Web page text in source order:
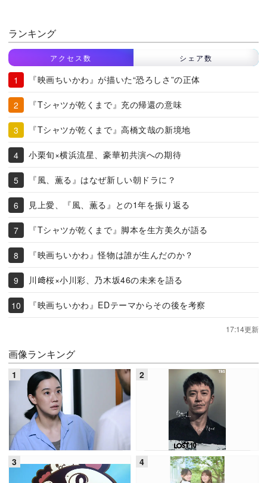
ランキング
アクセス数 シェア数
『映画ちいかわ』が描いた“恐ろしさ”の正体
『Tシャツが乾くまで』充の帰還の意味
『Tシャツが乾くまで』高橋文哉の新境地
小栗旬×横浜流星、豪華初共演への期待
『風、薫る』はなぜ新しい朝ドラに？
見上愛、『風、薫る』との1年を振り返る
『Tシャツが乾くまで』脚本を生方美久が語る
『映画ちいかわ』怪物は誰が生んだのか？
川﨑桜×小川彩、乃木坂46の未来を語る
『映画ちいかわ』EDテーマからその後を考察
17:14更新
画像ランキング